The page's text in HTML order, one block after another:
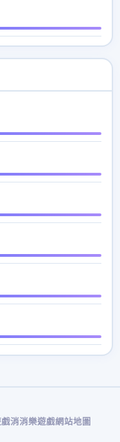
消消樂遊戲網站地圖